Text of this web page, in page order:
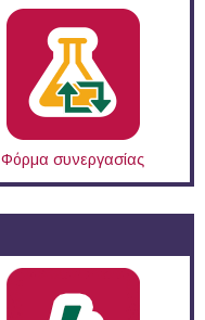
Φόρμα συνεργασίας